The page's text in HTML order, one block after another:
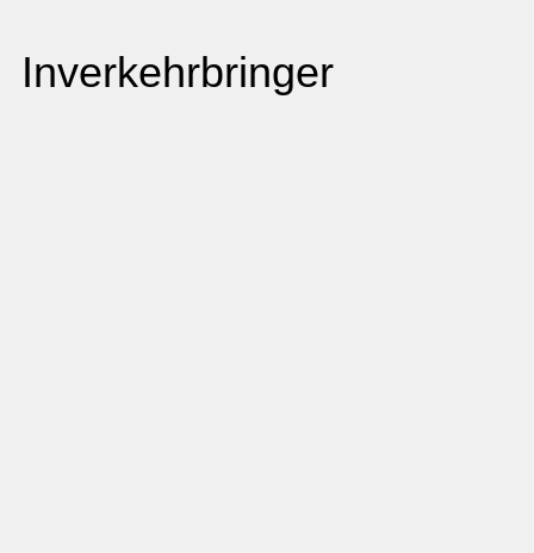
Inverkehrbringer